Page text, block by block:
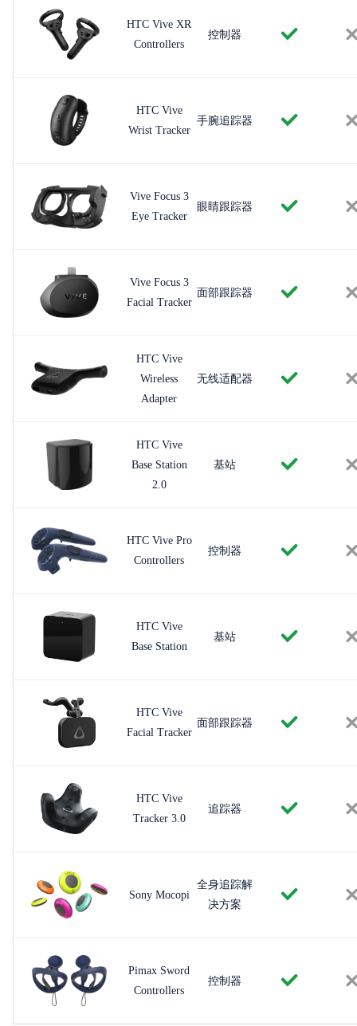
HTC Vive XR
Controllers
控制器
HTC Vive
Wrist Tracker
手腕追踪器
Vive Focus 3
Eye Tracker
眼睛跟踪器
Vive Focus 3
Facial Tracker
面部跟踪器
HTC Vive
Wireless
Adapter
无线适配器
HTC Vive
Base Station
2.0
基站
HTC Vive Pro
Controllers
控制器
HTC Vive
Base Station
基站
HTC Vive
Facial Tracker
面部跟踪器
HTC Vive
Tracker 3.0
追踪器
Sony Mocopi
全身追踪解
决方案
Pimax Sword
Controllers
控制器